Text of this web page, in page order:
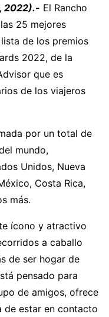
2022).- El Rancho
25 mejores
de los premios
2022, de la
que es
de los viajeros
por un total de
mundo,
Unidos, Nueva
Costa Rica,
más.
ícono y atractivo
a caballo
de ser hogar de
pensado para
de amigos, ofrece
de estar en contacto